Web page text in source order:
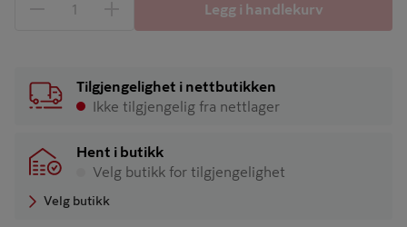
1 produkter
Legg i handlekurv
Tilgjengelighet i nettbutikken
Ikke tilgjengelig fra nettlager
Hent i butikk
Velg butikk for tilgjengelighet
Velg butikk